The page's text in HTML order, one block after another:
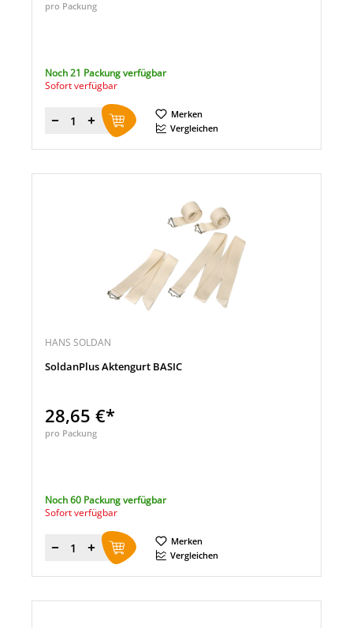
pro Packung
Noch 21 Packung verfügbar
Sofort verfügbar
Menge
Merken
Vergleichen
HANS SOLDAN
SoldanPlus Aktengurt BASIC
28,65 €*
pro Packung
Noch 60 Packung verfügbar
Sofort verfügbar
Menge
Merken
Vergleichen